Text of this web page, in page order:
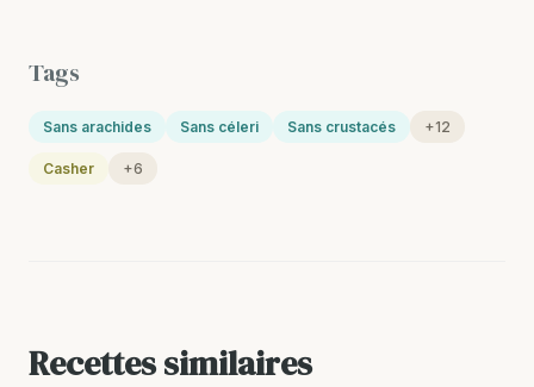
Tags
Sans arachides Sans céleri Sans crustacés +12
Casher +6
Recettes similaires